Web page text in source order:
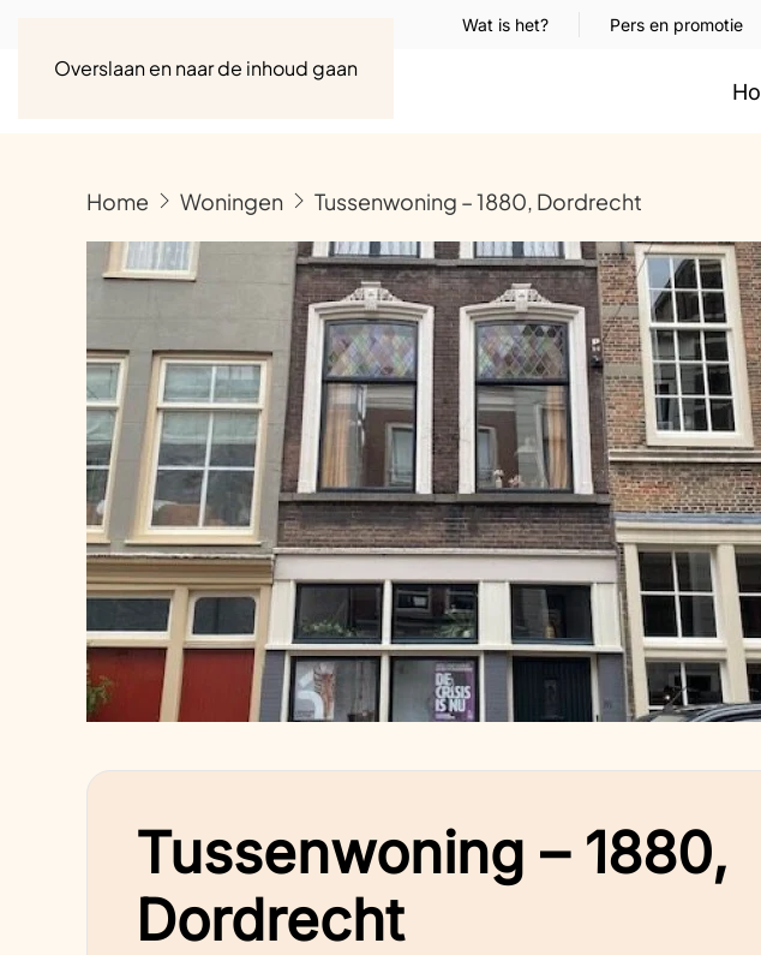
Overslaan en naar de inhoud gaan
Wat is het? Pers en promotie
Home Woningen Tussenwoning – 1880, Dordrecht
Tussenwoning – 1880,
Dordrecht